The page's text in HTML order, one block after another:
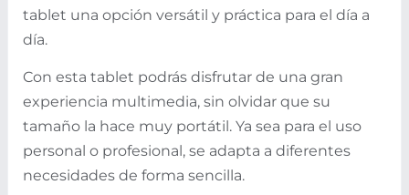
tablet una opción versátil y práctica para el día a
día.
Con esta tablet podrás disfrutar de una gran
experiencia multimedia, sin olvidar que su
tamaño la hace muy portátil. Ya sea para el uso
personal o profesional, se adapta a diferentes
necesidades de forma sencilla.